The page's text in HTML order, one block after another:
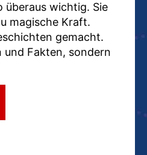
überaus wichtig. Sie
magische Kraft.
gemacht.
und Fakten, sondern